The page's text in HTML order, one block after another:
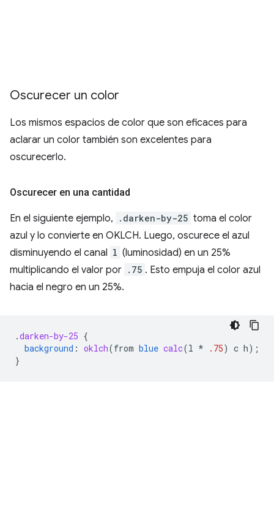
Oscurecer un color
Los mismos espacios de color que son eficaces para
aclarar un color también son excelentes para
oscurecerlo.
Oscurecer en una cantidad
En el siguiente ejemplo, .darken-by-25 toma el color
azul y lo convierte en OKLCH. Luego, oscurece el azul
disminuyendo el canal l (luminosidad) en un 25%
multiplicando el valor por .75 . Esto empuja el color azul
hacia el negro en un 25%.
.darken-by-25 {
background : oklch(from blue calc(l * .75) c h);
}